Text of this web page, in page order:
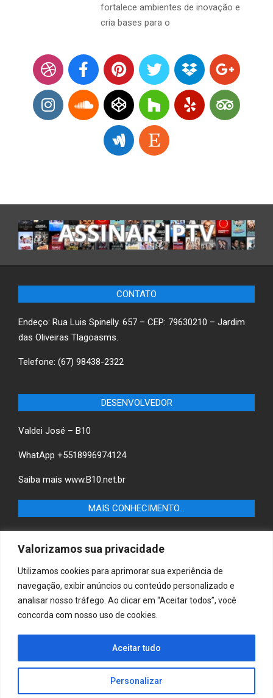
Valorizamos sua privacidade
Utilizamos cookies para aprimorar sua experiência de
navegação, exibir anúncios ou conteúdo personalizado e
analisar nosso tráfego. Ao clicar em “Aceitar todos”, você
concorda com nosso uso de cookies.
Personalizar
Aceitar tudo
fortalece ambientes de inovação e
cria bases para o
CONTATO
Endeço: Rua Luis Spinelly. 657 – CEP: 79630210 – Jardim
das Oliveiras Tlagoasms.
Telefone: (67) 98438-2322
DESENVOLVEDOR
Valdei José – B10
WhatApp +5518996974124
Saiba mais www.B10.net.br
MAIS CONHECIMENTO…
Castilho-SP e descubra as melhores empresas e serviços
locais.
B10 Brasil – Informação e Poder
MAIS CONHECIMENTO…
Casa & Jardim – Descubra as melhores dicas e
inspirações para transformar sua casa e jardim em
ambientes acolhedores e funcionais.